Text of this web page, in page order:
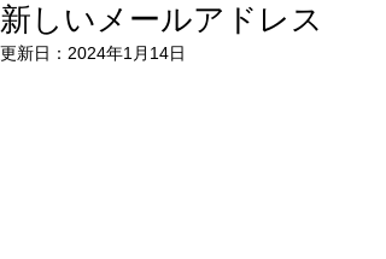
新しいメールアドレス
更新日： 2024年1月14日